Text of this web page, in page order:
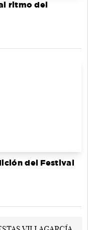
ritmo del
del Festival